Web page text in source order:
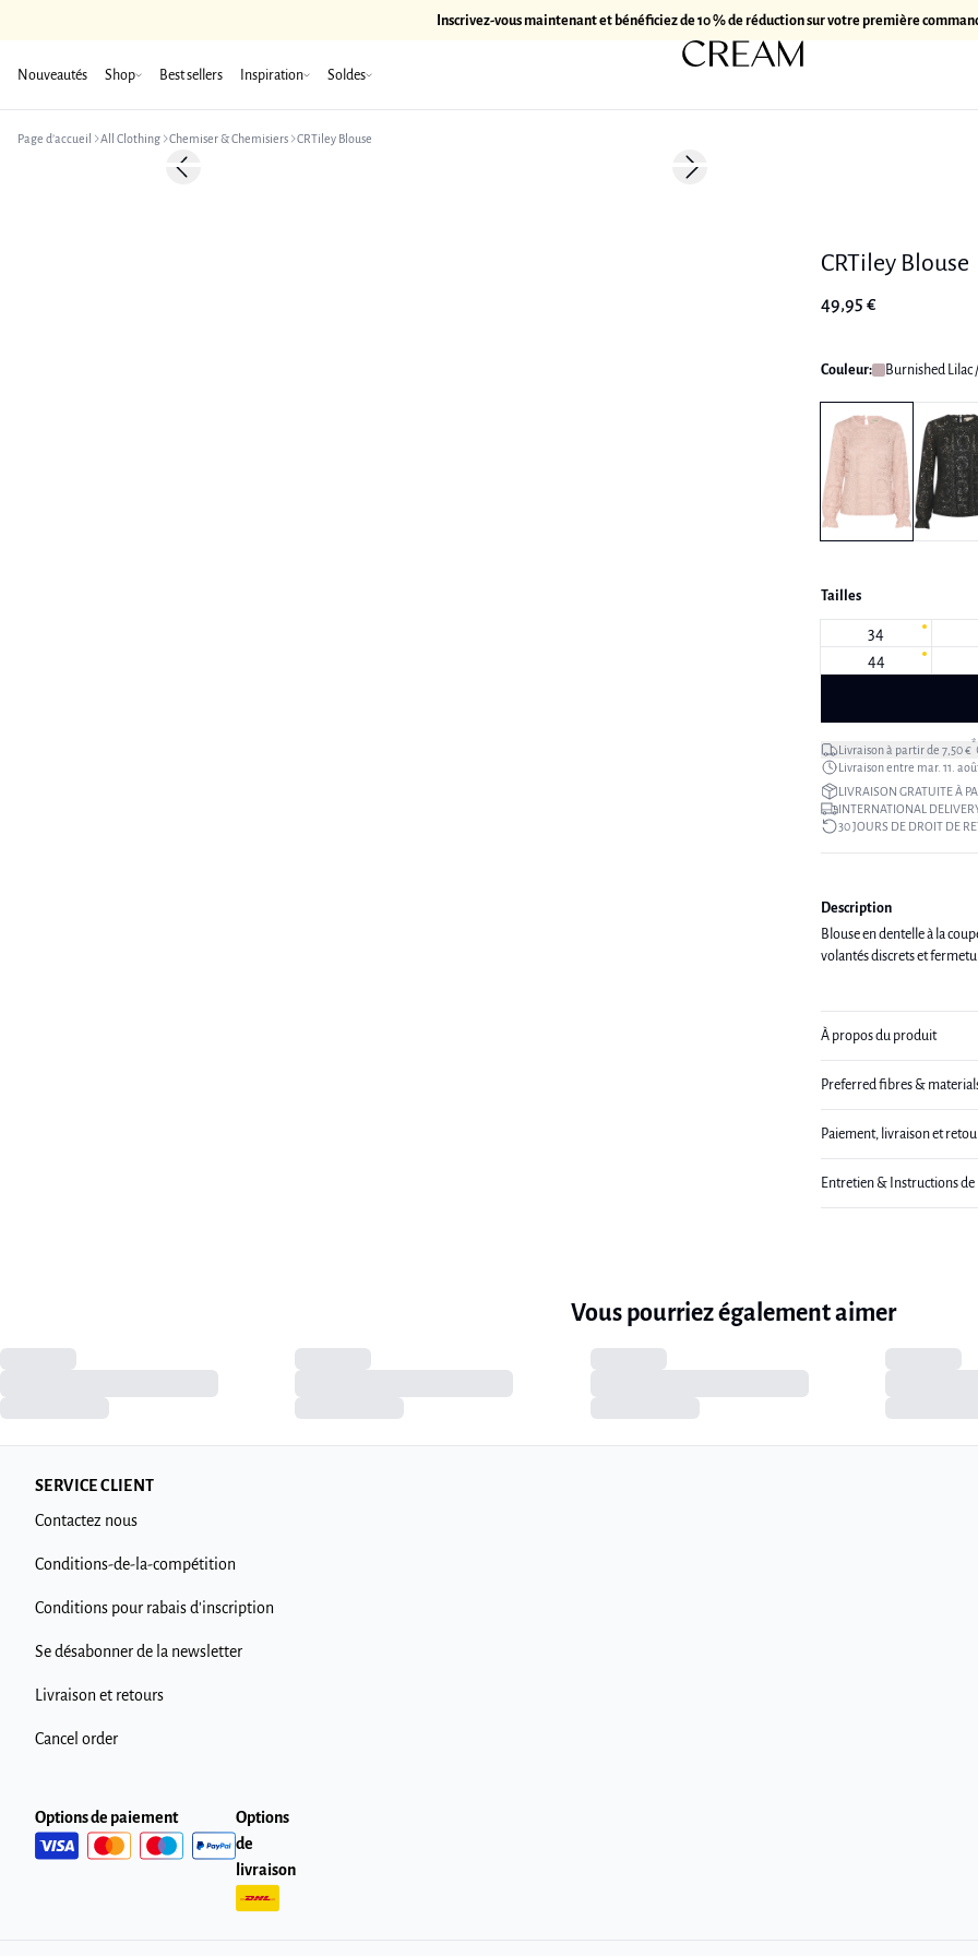
Inscrivez-vous maintenant et bénéficiez de 10 % de réduction sur votre première
Nouveautés Shop Best sellers Inspiration Soldes
Page d’accueil All Clothing Chemiser & Chemisiers CRTiley Blouse
Previous slide Next slide
CRTiley Blouse
49,95 €
Couleur: Burnished Lilac
Tailles
34
44
Livraison à partir de 7,50 €*
Livraison entre mar. 11.
LIVRAISON GRATUITE À
INTERNATIONAL
30 JOURS DE DROIT DE
Description
Blouse en dentelle à la
volantés discrets et
À propos du produit
Preferred fibres &
Paiement, livraison et
Entretien & Instructions de
Vous pourriez également aimer
SERVICE CLIENT
Contactez nous
Conditions-de-la-compétition
Conditions pour rabais d'inscription
Se désabonner de la newsletter
Livraison et retours
Cancel order
Options de paiement
Options
de
livraison